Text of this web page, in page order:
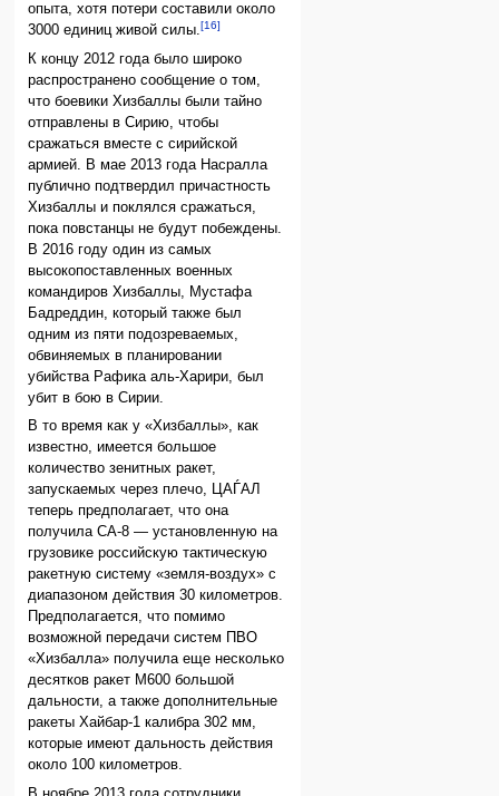
опыта, хотя потери составили около
3000 единиц живой силы.[16]
К концу 2012 года было широко
распространено сообщение о том,
что боевики Хизбаллы были тайно
отправлены в Сирию, чтобы
сражаться вместе с сирийской
армией. В мае 2013 года Насралла
публично подтвердил причастность
Хизбаллы и поклялся сражаться,
пока повстанцы не будут побеждены.
В 2016 году один из самых
высокопоставленных военных
командиров Хизбаллы, Мустафа
Бадреддин, который также был
одним из пяти подозреваемых,
обвиняемых в планировании
убийства Рафика аль-Харири, был
убит в бою в Сирии.
В то время как у «Хизбаллы», как
известно, имеется большое
количество зенитных ракет,
запускаемых через плечо, ЦАЃАЛ
теперь предполагает, что она
получила СА-8 — установленную на
грузовике российскую тактическую
ракетную систему «земля-воздух» с
диапазоном действия 30 километров.
Предполагается, что помимо
возможной передачи систем ПВО
«Хизбалла» получила еще несколько
десятков ракет М600 большой
дальности, а также дополнительные
ракеты Хайбар-1 калибра 302 мм,
которые имеют дальность действия
около 100 километров.